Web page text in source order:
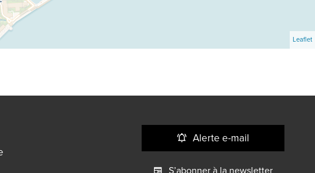
Leaflet
Alerte e-mail
S’abonner à la newsletter